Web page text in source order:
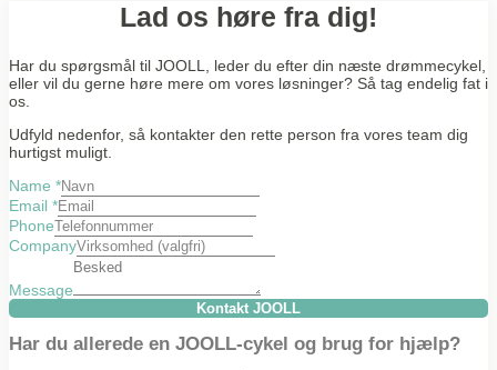
Lad os høre fra dig!
Har du spørgsmål til JOOLL, leder du efter din næste drømmecykel,
eller vil du gerne høre mere om vores løsninger? Så tag endelig fat i
os.
Udfyld nedenfor, så kontakter den rette person fra vores team dig
hurtigst muligt.
Name *
Email *
Phone
Company
Message
Kontakt JOOLL
Har du allerede en JOOLL-cykel og brug for hjælp?